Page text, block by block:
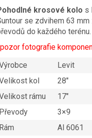
krosové kolo s
se zdvihem 63
do každého
fotografie
Levit
kol
28″
rámu
17″
Převody
3×9
Rám
Al 6061